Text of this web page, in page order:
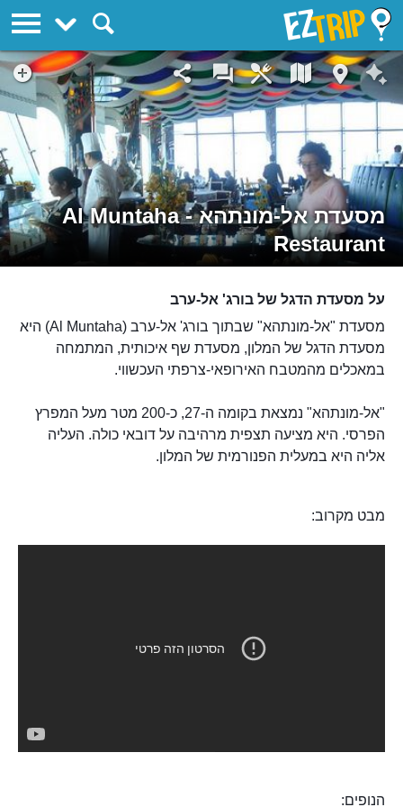
מסעדת אל-מונתהא - Al Muntaha
Restaurant
על מסעדת הדגל של בורג' אל-ערב
מסעדת "אל-מונתהא" שבתוך בורג' אל-ערב (Al Muntaha) היא
מסעדת הדגל של המלון, מסעדת שף איכותית, המתמחה
במאכלים מהמטבח האירופאי-צרפתי העכשווי.
"אל-מונתהא" נמצאת בקומה ה-27, כ-200 מטר מעל המפרץ
הפרסי. היא מציעה תצפית מרהיבה על דובאי כולה. העליה
אליה היא במעלית הפנורמית של המלון.
מבט מקרוב:
הנופים:
EZTrip